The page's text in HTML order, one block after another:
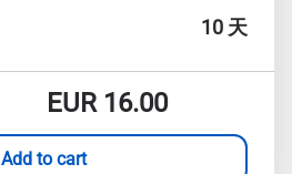
10 天
EUR16.00
Add to cart